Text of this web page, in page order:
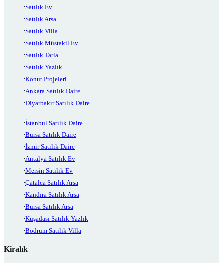
Satılık Ev
Satılık Arsa
Satılık Villa
Satılık Müstakil Ev
Satılık Tarla
Satılık Yazlık
Konut Projeleri
Ankara Satılık Daire
Diyarbakır Satılık Daire
İstanbul Satılık Daire
Bursa Satılık Daire
İzmir Satılık Daire
Antalya Satılık Ev
Mersin Satılık Ev
Çatalca Satılık Arsa
Kandıra Satılık Arsa
Bursa Satılık Arsa
Kuşadası Satılık Yazlık
Bodrum Satılık Villa
Kiralık